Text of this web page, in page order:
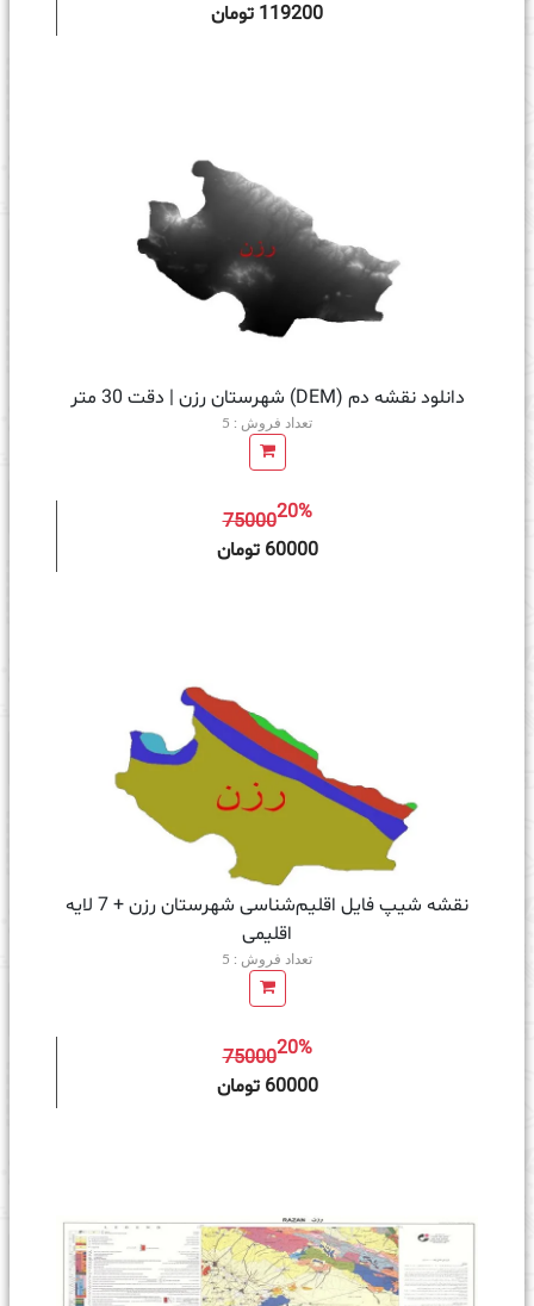
119200 تومان
دانلود نقشه دم (DEM) شهرستان رزن | دقت 30 متر
تعداد فروش : 5
7500020%
60000 تومان
نقشه شیپ‌ فایل اقلیم‌شناسی شهرستان رزن + 7 لایه
اقلیمی
تعداد فروش : 5
7500020%
60000 تومان